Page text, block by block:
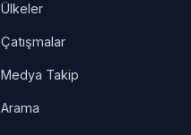
Ülkeler
Çatışmalar
Medya Takip
Arama